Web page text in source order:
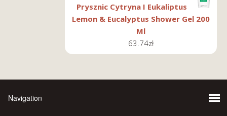
Prysznic Cytryna I Eukaliptus
Lemon & Eucalyptus Shower Gel 200
Ml
63.74zł